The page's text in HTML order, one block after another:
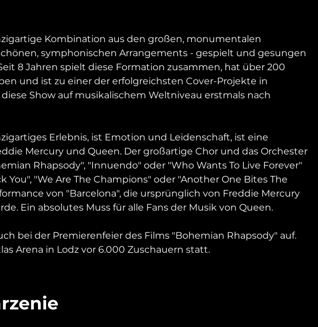
Kombination aus den großen, monumentalen
symphonischen Arrangements - gespielt und gesungen
8 Jahren spielt diese Formation zusammen, hat über 200
und ist zu einer der erfolgreichsten Cover-Projekte in
Show auf musikalischem Weltniveau erstmals nach
Erlebnis, ist Emotion und Leidenschaft, ist eine
Mercury und Queen. Der großartige Chor und das Orchester
Rhapsody", "Innuendo" oder "Who Wants To Live Forever"
"We Are The Champions" oder "Another One Bites The
von "Barcelona", die ursprünglich von Freddie Mercury
Ein absolutes Muss für alle Fans der Musik von Queen.
bei der Premierenfeier des Films "Bohemian Rhapsody" auf.
Arena in Lodz vor 6.000 Zuschauern statt.